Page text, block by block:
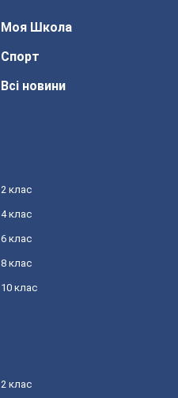
Моя Школа
Спорт
Всі новини
2 клас
4 клас
6 клас
8 клас
10 клас
2 клас